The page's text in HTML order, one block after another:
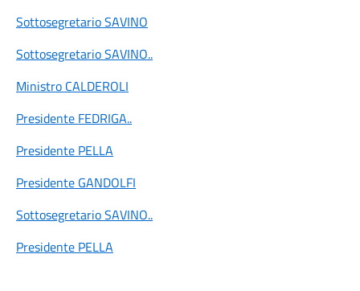
Sottosegretario SAVINO
Sottosegretario SAVINO..
Ministro CALDEROLI
Presidente FEDRIGA..
Presidente PELLA
Presidente GANDOLFI
Sottosegretario SAVINO..
Presidente PELLA